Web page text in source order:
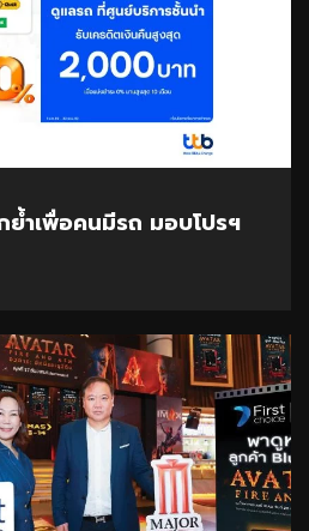
ำเพื่อคนมีรถ มอบโปรฯ